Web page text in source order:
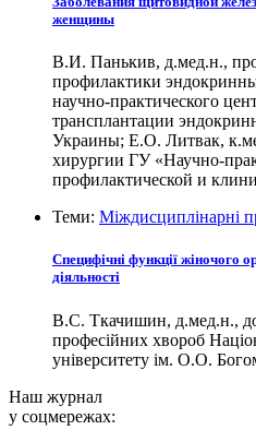
женщины
В.И. Панькив, д.мед.н.,
профилактики
научно-практического
трансплантации
Украины; Е.О. Литвак,
хирургии ГУ «Научно-
профилактической и
Теми: Міждисциплінарні
Специфічні функції жіночого
діяльності
В.С. Ткачишин, д.мед.н.,
професійних хвороб
університету ім. О.О.
Наш журнал
у соцмережах: